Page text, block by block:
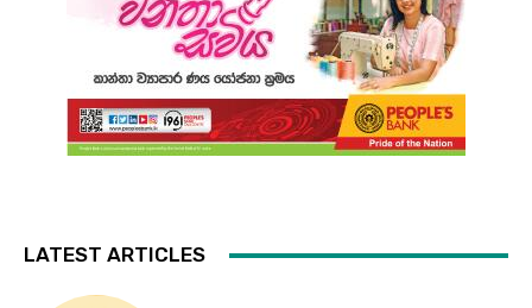
LATEST ARTICLES